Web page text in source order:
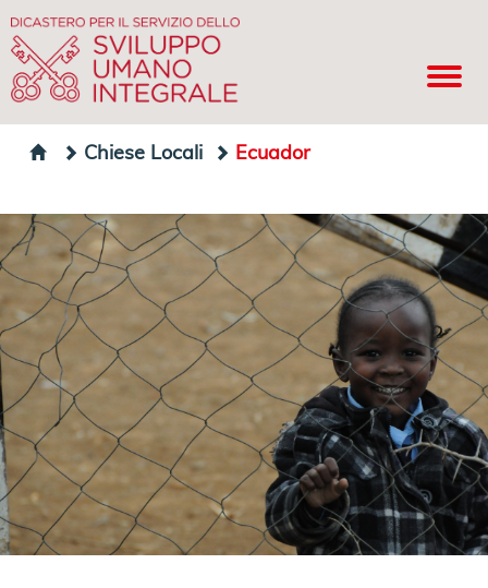
Chiese Locali Ecuador